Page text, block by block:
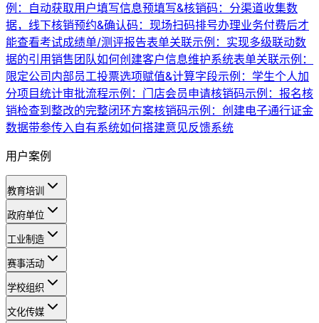
例：自动获取用户填写信息预填写&核销码：分渠道收集数
据，线下核销预约&确认码：现场扫码排号办理业务付费后才
能查看考试成绩单/测评报告表单关联示例：实现多级联动数
据的引用销售团队如何创建客户信息维护系统表单关联示例：
限定公司内部员工投票选项赋值&计算字段示例：学生个人加
分项目统计审批流程示例：门店会员申请核销码示例：报名核
销检查到整改的完整闭环方案核销码示例：创建电子通行证金
数据带参传入自有系统如何搭建意见反馈系统
用户案例
教育培训
政府单位
工业制造
赛事活动
学校组织
文化传媒